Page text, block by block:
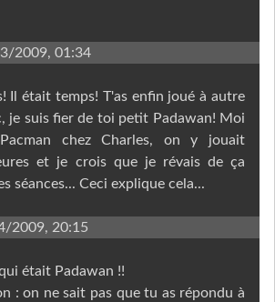
2009, 01:34
Il était temps! T'as enfin joué à autre
je suis fier de toi petit Padawan! Moi
chez Charles, on y jouait
et je crois que je révais de ça
séances... Ceci explique cela...
2009, 20:15
était Padawan !!
: on ne sait pas que tu as répondu à